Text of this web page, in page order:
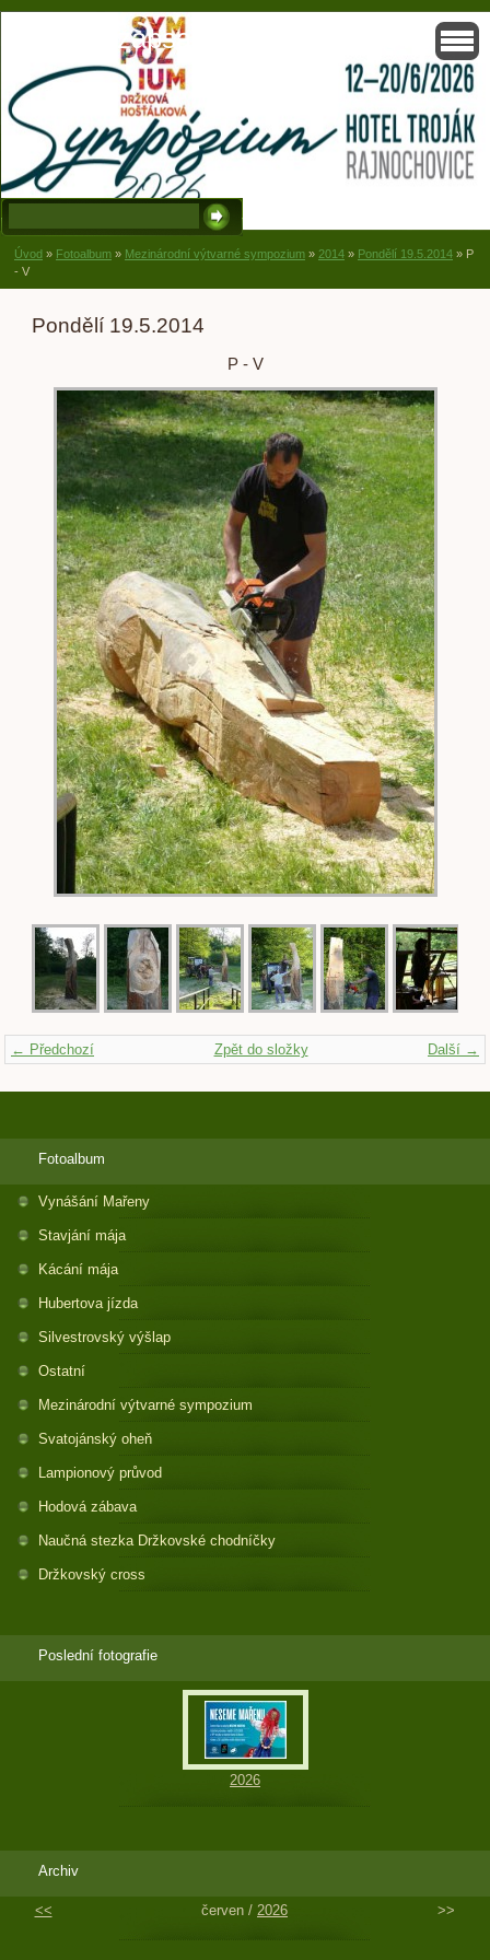
Solisko, zapsaný spolek, Držková
Úvod » Fotoalbum » Mezinárodní výtvarné sympozium » 2014 » Pondělí 19.5.2014 » P
- V
Pondělí 19.5.2014
P - V
← Předchozí Další →
Zpět do složky
Fotoalbum
Vynášání Mařeny
Stavjání mája
Kácání mája
Hubertova jízda
Silvestrovský výšlap
Ostatní
Mezinárodní výtvarné sympozium
Svatojánský oheň
Lampionový průvod
Hodová zábava
Naučná stezka Držkovské chodníčky
Držkovský cross
Poslední fotografie
2026
Archiv
<< červen / 2026 >>